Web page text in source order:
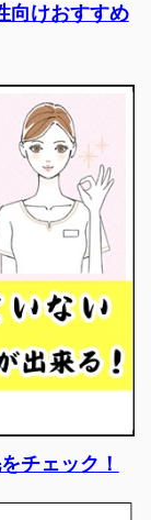
向けおすすめ
チェック！